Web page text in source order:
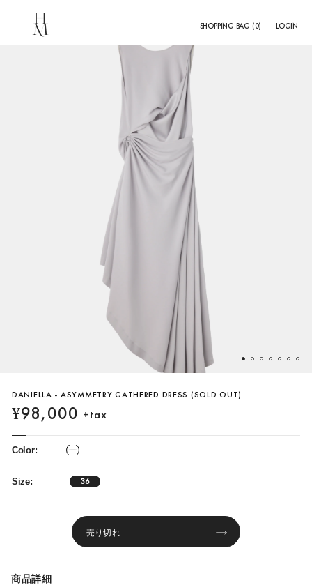
SHOPPING BAG (0) LOGIN
DANIELLA - ASYMMETRY GATHERED DRESS (SOLD OUT)
¥98,000 +tax
Color:
Size: 36
売り切れ
商品詳細